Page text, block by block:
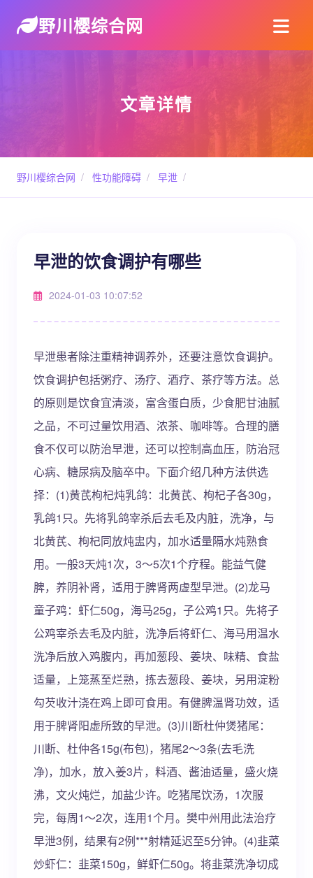
野川樱综合网
文章详情
野川樱综合网 / 性功能障碍 / 早泄 /
早泄的饮食调护有哪些
2024-01-03 10:07:52
早泄患者除注重精神调养外，还要注意饮食调护。
饮食调护包括粥疗、汤疗、酒疗、茶疗等方法。总
的原则是饮食宜清淡，富含蛋白质，少食肥甘油腻
之品，不可过量饮用酒、浓茶、咖啡等。合理的膳
食不仅可以防治早泄，还可以控制高血压，防治冠
心病、糖尿病及脑卒中。下面介绍几种方法供选
择：(1)黄芪枸杞炖乳鸽：北黄芪、枸杞子各30g，
乳鸽1只。先将乳鸽宰杀后去毛及内脏，洗净，与
北黄芪、枸杞同放炖盅内，加水适量隔水炖熟食
用。一般3天炖1次，3～5次1个疗程。能益气健
脾，养阴补肾，适用于脾肾两虚型早泄。(2)龙马
童子鸡：虾仁50g，海马25g，子公鸡1只。先将子
公鸡宰杀去毛及内脏，洗净后将虾仁、海马用温水
洗净后放入鸡腹内，再加葱段、姜块、味精、食盐
适量，上笼蒸至烂熟，拣去葱段、姜块，另用淀粉
勾芡收汁浇在鸡上即可食用。有健脾温肾功效，适
用于脾肾阳虚所致的早泄。(3)川断杜仲煲猪尾：
川断、杜仲各15g(布包)，猪尾2～3条(去毛洗
净)，加水，放入姜3片，料酒、酱油适量，盛火烧
沸，文火炖烂，加盐少许。吃猪尾饮汤，1次服
完，每周1～2次，连用1个月。樊中州用此法治疗
早泄3例，结果有2例***射精延迟至5分钟。(4)韭菜
炒虾仁：韭菜150g，鲜虾仁50g。将韭菜洗净切成